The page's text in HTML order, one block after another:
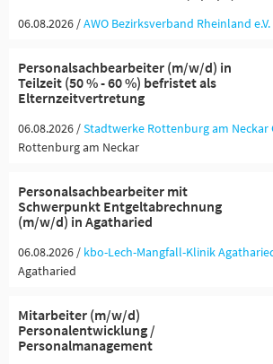
06.08.2026 /AWO Bezirksverband Rheinland e.V.
Personalsachbearbeiter (m/w/d) in
Teilzeit (50 % - 60 %) befristet als
Elternzeitvertretung
06.08.2026 /Stadtwerke Rottenburg am Neckar
Rottenburg am Neckar
Personalsachbearbeiter mit
Schwerpunkt Entgeltabrechnung
(m/w/d) in Agatharied
06.08.2026 / kbo-Lech-Mangfall-Klinik
Agatharied
Mitarbeiter (m/w/d)
Personalentwicklung /
Personalmanagement